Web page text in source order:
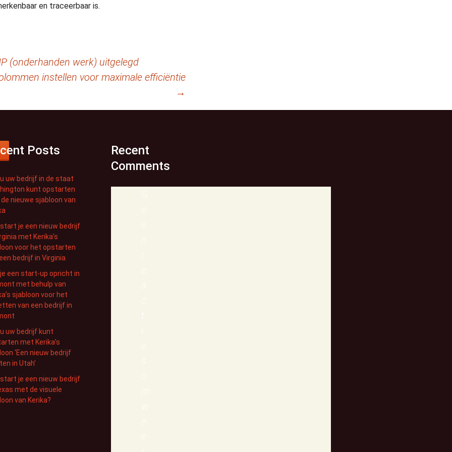
en traceerbaar is.
(onderhanden werk) uitgelegd
instellen voor maximale efficiëntie
→
Posts
u uw bedrijf in de staat
kunt opstarten
nieuwe sjabloon van
start je een nieuw bedrijf
met Kerika’s
voor het opstarten
bedrijf in Virginia
je een start-up opricht in
met behulp van
sjabloon voor het
van een bedrijf in
u uw bedrijf kunt
met Kerika’s
‘Een nieuw bedrijf
in Utah’
start je een nieuw bedrijf
met de visuele
van Kerika?
Recent
Comments
G
e
e
n
r
e
a
c
t
i
e
s
o
m
w
e
e